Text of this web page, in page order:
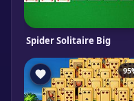
Spider Solitaire Big